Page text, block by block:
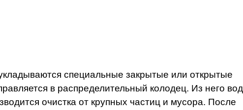
специальные закрытые или открытые
в распределительный колодец. Из него
очистка от крупных частиц и мусора. После